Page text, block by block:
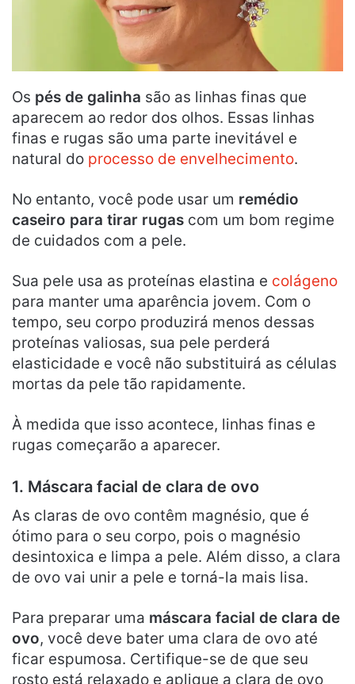
Os pés de galinha são as linhas finas que
aparecem ao redor dos olhos. Essas linhas
finas e rugas são uma parte inevitável e
natural do processo de envelhecimento.
No entanto, você pode usar um remédio
caseiro para tirar rugas com um bom regime
de cuidados com a pele.
Sua pele usa as proteínas elastina e colágeno
para manter uma aparência jovem. Com o
tempo, seu corpo produzirá menos dessas
proteínas valiosas, sua pele perderá
elasticidade e você não substituirá as células
mortas da pele tão rapidamente.
À medida que isso acontece, linhas finas e
rugas começarão a aparecer.
1. Máscara facial de clara de ovo
As claras de ovo contêm magnésio, que é
ótimo para o seu corpo, pois o magnésio
desintoxica e limpa a pele. Além disso, a clara
de ovo vai unir a pele e torná-la mais lisa.
Para preparar uma máscara facial de clara de
ovo, você deve bater uma clara de ovo até
ficar espumosa. Certifique-se de que seu
rosto está relaxado e aplique a clara de ovo